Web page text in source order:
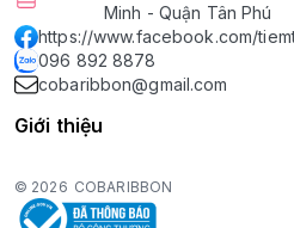
Minh - Quận Tân Phú
https://www.facebook.com/
096 892 8878
cobaribbon@gmail.com
Giới thiệu
© 2026 COBARIBBON